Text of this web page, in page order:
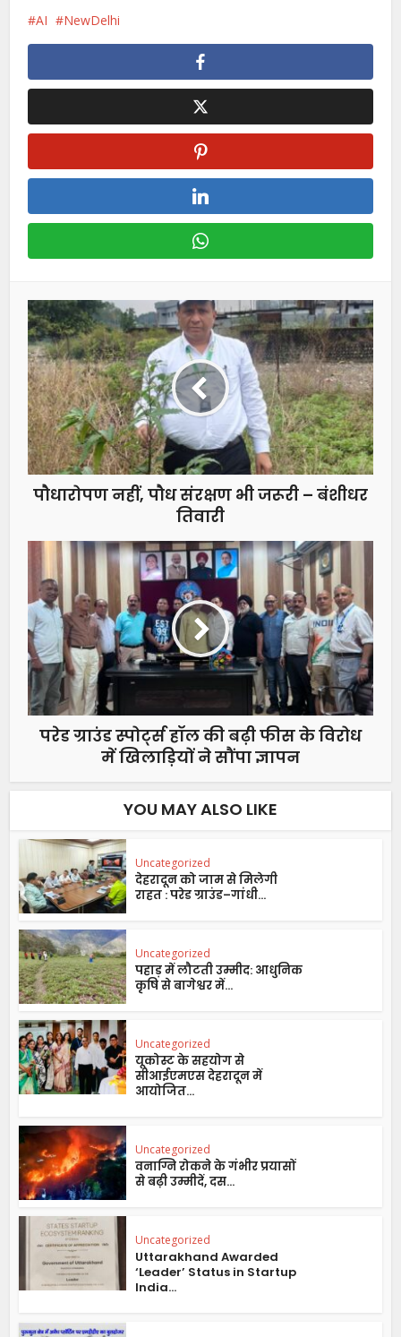
AI NewDelhi
पौधारोपण नहीं, पौध संरक्षण भी जरूरी – बंशीधर
तिवारी
परेड ग्राउंड स्पोर्ट्स हॉल की बढ़ी फीस के विरोध
में खिलाड़ियों ने सौंपा ज्ञापन
YOU MAY ALSO LIKE
Uncategorized
देहरादून को जाम से मिलेगी
राहत : परेड ग्राउंड–गांधी...
Uncategorized
पहाड़ में लौटती उम्मीद: आधुनिक
कृषि से बागेश्वर में...
Uncategorized
यूकोस्ट के सहयोग से
सीआईएमएस देहरादून में
आयोजित...
Uncategorized
वनाग्नि रोकने के गंभीर प्रयासों
से बढ़ी उम्मीदें, दस...
Uncategorized
Uttarakhand Awarded
‘Leader’ Status in Startup
India...